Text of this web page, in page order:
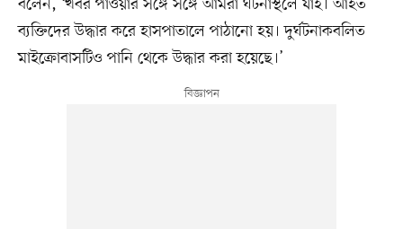
বলেন, ‘খবর পাওয়ার সঙ্গে সঙ্গে আমরা ঘটনাস্থলে যাই। আহত
ব্যক্তিদের উদ্ধার করে হাসপাতালে পাঠানো হয়। দুর্ঘটনাকবলিত
মাইক্রোবাসটিও পানি থেকে উদ্ধার করা হয়েছে।’